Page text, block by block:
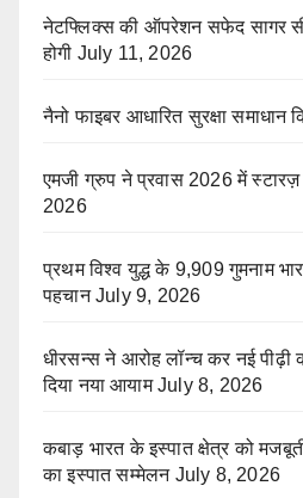
नेटफ्लिक्स की ऑपरेशन सफेद सागर
होगी July 11, 2026
नैनो फाइबर आधारित सुरक्षा समाधान
एमजी ग्रुप ने प्रवास 2026 में स्टारज़
2026
प्रथम विश्व युद्ध के 9,909 गुमनाम
पहचान July 9, 2026
धीरसन्स ने आरोह लॉन्च कर नई पीढ़ी
दिया नया आयाम July 8, 2026
कबाड़ भारत के इस्पात क्षेत्र को
का इस्पात सम्मेलन July 8, 2026